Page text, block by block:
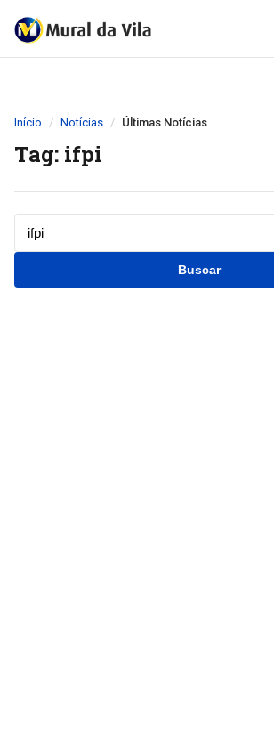
Início Notícias Últimas Notícias
Tag: ifpi
Buscar